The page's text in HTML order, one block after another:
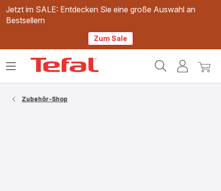
Jetzt im SALE: Entdecken Sie eine große Auswahl an
Bestsellern
Zum Sale
Mein
Mein
Das
Zubehör-Shop